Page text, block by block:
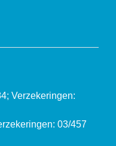
Verzekeringen:
03/457